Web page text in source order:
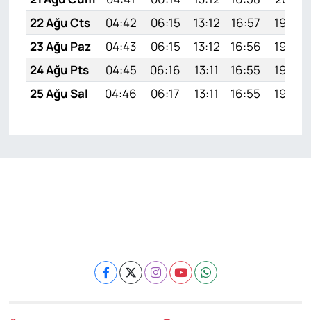
22 Ağu Cts
04:42 06:15 13:12 16:57
19:59
23 Ağu Paz
04:43 06:15 13:12 16:56
19:58
24 Ağu Pts
04:45 06:16 13:11 16:55
19:56
25 Ağu Sal
04:46 06:17 13:11 16:55 19:55